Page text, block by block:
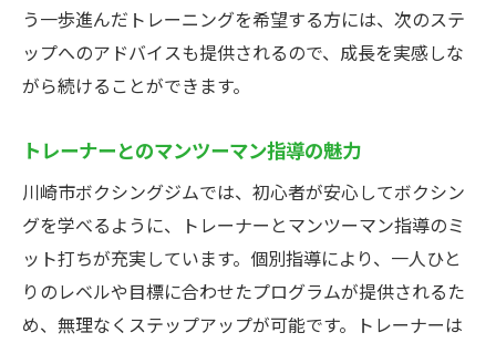
う一歩進んだトレーニングを希望する方には、次のステ
ップへのアドバイスも提供されるので、成長を実感しな
がら続けることができます。
トレーナーとのマンツーマン指導の魅力
川崎市ボクシングジムでは、初心者が安心してボクシン
グを学べるように、トレーナーとマンツーマン指導のミ
ット打ちが充実しています。個別指導により、一人ひと
りのレベルや目標に合わせたプログラムが提供されるた
め、無理なくステップアップが可能です。トレーナーは